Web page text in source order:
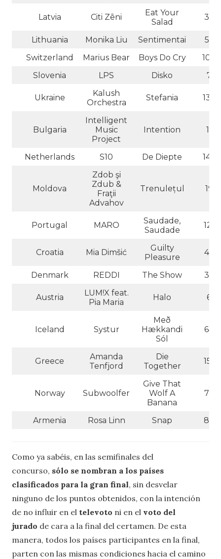
Latvia Citi Zēni
Eat Your
Salad
39
Lithuania Monika Liu Sentimentai
56
Switzerland
Marius Bear Boys Do Cry
107
Slovenia
LPS Disko 7
Ukraine
Kalush
Orchestra
Stefania 135
Bulgaria
Intelligent
Music
Project
Intention 11
Netherlands S10 De Diepte 142
Moldova
Zdob şi
Zdub &
Fraţii
Advahov
Trenulețul 19
Portugal MARO
Saudade,
Saudade
121
Croatia Mia Dimšić
Guilty
Pleasure
42
Denmark REDDI The Show 35
Austria
LUM!X feat.
Pia Maria
Halo 6
Iceland Systur
Með
Hækkandi
Sól
64
Greece
Amanda
Tenfjord
Die
Together
151
Norway Subwoolfer
Give That
Wolf A
Banana
73
Armenia Rosa Linn Snap 82
Como ya sabéis, en las semifinales del
concurso, sólo se nombran a los países
clasificados para la gran final, sin desvelar
ninguno de los puntos obtenidos, con la intención
de no influir en el televoto ni en el voto del
jurado de cara a la final del certamen. De esta
manera, todos los países participantes en la final,
parten con las mismas condiciones hacia el camino